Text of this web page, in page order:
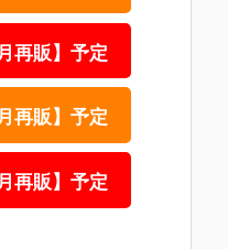
再販】予定
再販】予定
再販】予定